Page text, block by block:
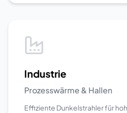
Industrie
Prozesswärme & Hallen
Effiziente Dunkelstrahler für